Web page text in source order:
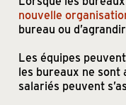
nouvelle
bureau ou
Les équipes
les bureaux ne sont
salariés peuvent